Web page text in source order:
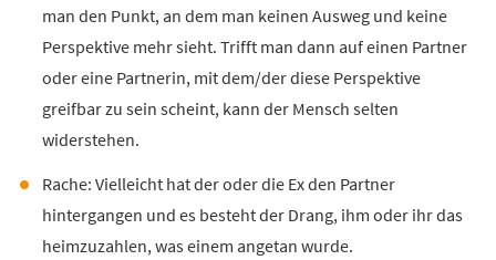
man den Punkt, an dem man keinen Ausweg und keine
Perspektive mehr sieht. Trifft man dann auf einen Partner
oder eine Partnerin, mit dem/der diese Perspektive
greifbar zu sein scheint, kann der Mensch selten
widerstehen.
Rache: Vielleicht hat der oder die Ex den Partner
hintergangen und es besteht der Drang, ihm oder ihr das
heimzuzahlen, was einem angetan wurde.